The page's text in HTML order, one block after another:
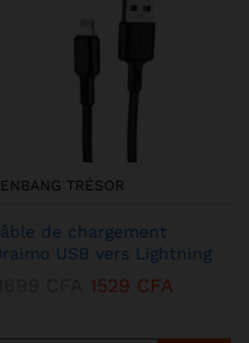
TRÉSOR
de chargement
USB vers Lightning
1529 CFA